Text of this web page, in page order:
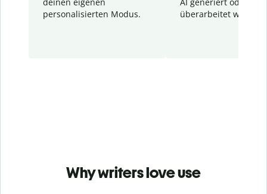
personalisierten Modus.
überarbeitet wurden.
Why writers love use